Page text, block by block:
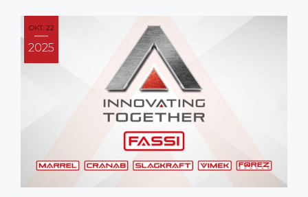
OKT. 22
2025